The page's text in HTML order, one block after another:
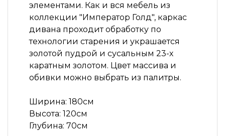
элементами. Как и вся мебель из
коллекции "Император Голд", каркас
дивана проходит обработку по
технологии старения и украшается
золотой пудрой и сусальным 23-х
каратным золотом. Цвет массива и
обивки можно выбрать из палитры.
Ширина: 180см
Высота: 120см
Глубина: 70см